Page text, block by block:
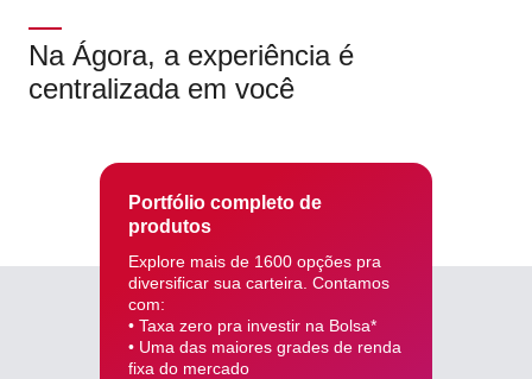
Na Ágora, a experiência é
centralizada em você
Portfólio completo de
produtos
Explore mais de 1600 opções pra
diversificar sua carteira. Contamos
com:
• Taxa zero pra investir na Bolsa*
• Uma das maiores grades de renda
fixa do mercado